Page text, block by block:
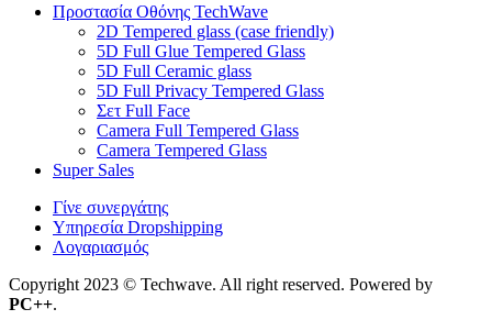
Προστασία Οθόνης TechWave
2D Tempered glass (case friendly)
5D Full Glue Tempered Glass
5D Full Ceramic glass
5D Full Privacy Tempered Glass
Σετ Full Face
Camera Full Tempered Glass
Camera Tempered Glass
Super Sales
Γίνε συνεργάτης
Υπηρεσία Dropshipping
Λογαριασμός
Copyright 2023 © Techwave. All right reserved. Powered by
PC++.